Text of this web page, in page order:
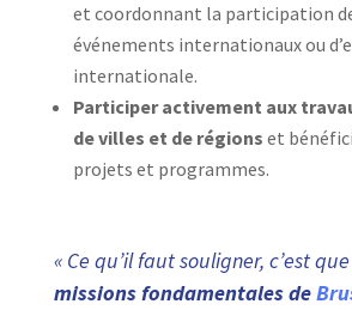
et coordonnant la participation de
événements internationaux ou
internationale.
Participer activement aux
de villes et de régions et
projets et programmes.
« Ce qu’il faut souligner, c’est que
missions fondamentales de